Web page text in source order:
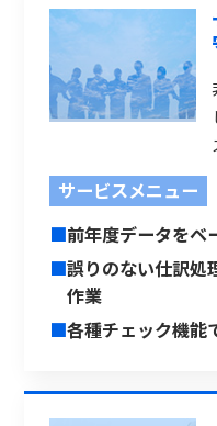
サービスメニュー
■前年度データをベ
■誤りのない仕訳処
作業
■各種チェック機能